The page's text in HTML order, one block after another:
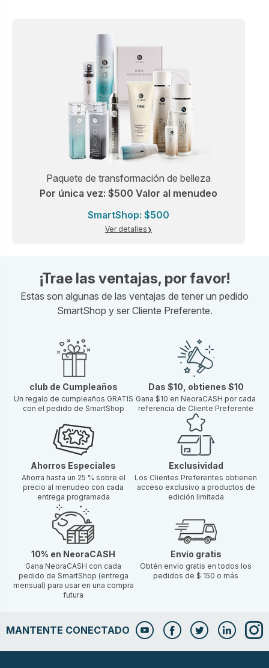
*Estas declaraciones no han sido evaluadas por la
Administración de Alimentos y Medicamentos (Food and Drug
Administration). Este producto no está destinado a
diagnosticar, tratar, curar ni prevenir ninguna enfermedad. Si
estás embarazada, en periodo de lactancia o padeces
alguna afección médica, consulta con tu médico antes de
usar este producto.
El set incluye:
NeoraFit Slim + Skin (30 sobres) X2
NeoraFit Block + Balance (30 sobres)
NeoraFit Cleanse + Calm (30 sobres)
NeoraFit Proteína en polvo de origen vegetal
EHT Brain Formula (30 cápsulas - 3 envases blíster con 10
cápsulas por envase) X2
Youth Factor Complejo de vitalidad completa (30 cápsulas)
Youth Factor Polvo potenciador de superalimentos y
Paquete de transformación de belleza
Por única vez: $500 Valor al menudeo
SmartShop: $500
Ver detalles
¡Trae las ventajas, por favor!
Estas son algunas de las ventajas de tener un pedido
SmartShop y ser Cliente Preferente.
club de Cumpleaños
Un regalo de cumpleaños GRATIS
con el pedido de SmartShop
Das $10, obtienes $10
Gana $10 en NeoraCASH por cada
referencia de Cliente Preferente
Ahorros Especiales
Ahorra hasta un 25 % sobre el
precio al menudeo con cada
entrega programada
Exclusividad
Los Clientes Preferentes obtienen
acceso exclusivo a productos de
edición limitada
10% en NeoraCASH
Gana NeoraCASH con cada
pedido de SmartShop (entrega
mensual) para usar en una compra
futura
Envío gratis
Obtén envío gratis en todos los
pedidos de $ 150 o más
MANTENTE CONECTADO